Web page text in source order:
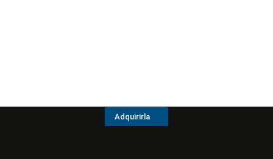
Adquirirla